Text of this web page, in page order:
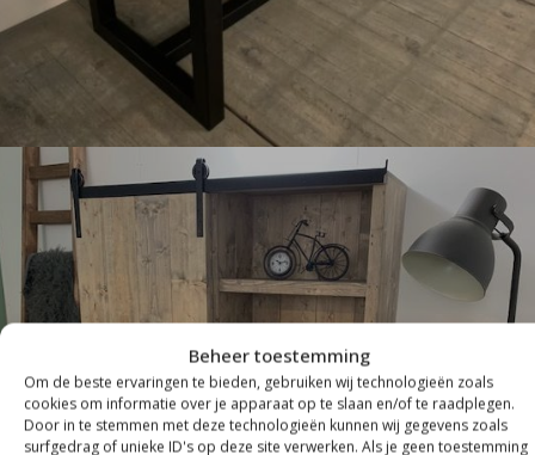
Beheer toestemming
Om de beste ervaringen te bieden, gebruiken wij technologieën zoals
cookies om informatie over je apparaat op te slaan en/of te raadplegen.
Door in te stemmen met deze technologieën kunnen wij gegevens zoals
surfgedrag of unieke ID's op deze site verwerken. Als je geen toestemming
KASTEN